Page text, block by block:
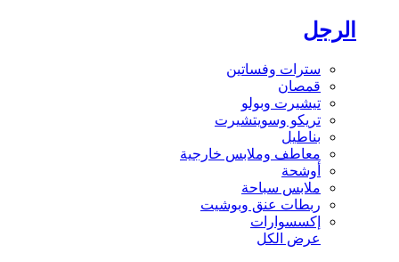
الرجل
سترات وفساتين
قمصان
تيشيرت وبولو
تريكو وسويتشيرت
بناطيل
معاطف وملابس خارجية
أوشحة
ملابس سباحة
ربطات عنق وبوشيت
إكسسوارات
عرض الكل